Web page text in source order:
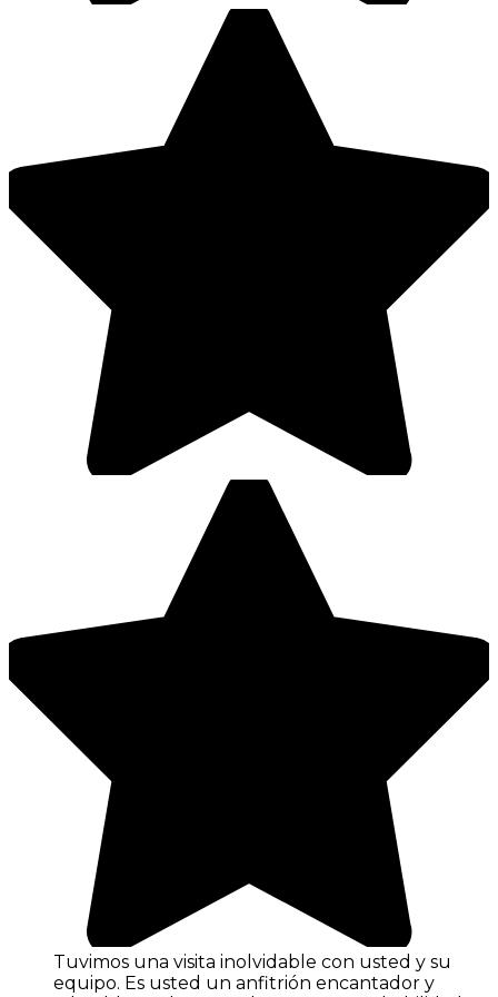
Tuvimos una visita inolvidable con usted y su
equipo. Es usted un anfitrión encantador y